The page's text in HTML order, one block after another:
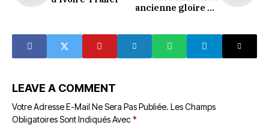
ancienne gloire du
LEAVE A COMMENT
Votre Adresse E-Mail Ne Sera Pas Publiée. Les Champs
Obligatoires Sont Indiqués Avec*